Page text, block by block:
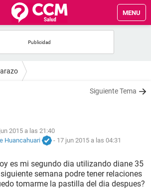
MENU
Siguiente Tema
2015 a las 21:40
Huancahuari
- 17 jun 2015 a las 04:31
es mi segundo dia utilizando diane 35
semana podre tener relaciones
tomarme la pastilla del dia despues?